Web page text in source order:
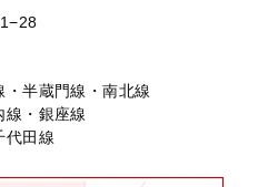
・半蔵門線・南北線
線・銀座線
代田線